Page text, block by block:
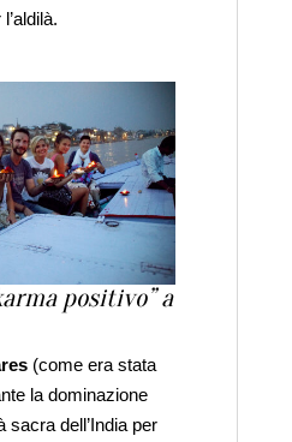
positivo” a
(come era stata
la dominazione
sacra dell’India per